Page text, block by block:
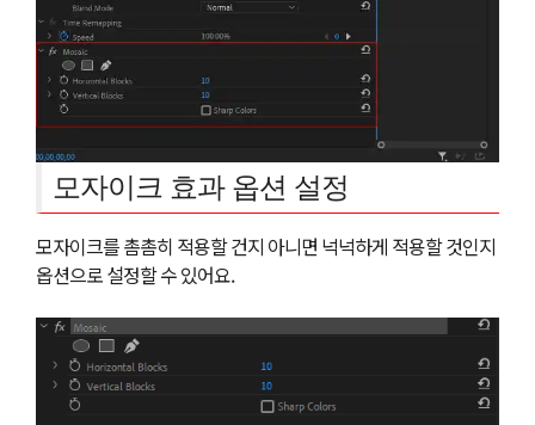
모자이크 효과 옵션 설정
모자이크를 촘촘히 적용할 건지 아니면 넉넉하게 적용할 것인지
옵션으로 설정할 수 있어요.